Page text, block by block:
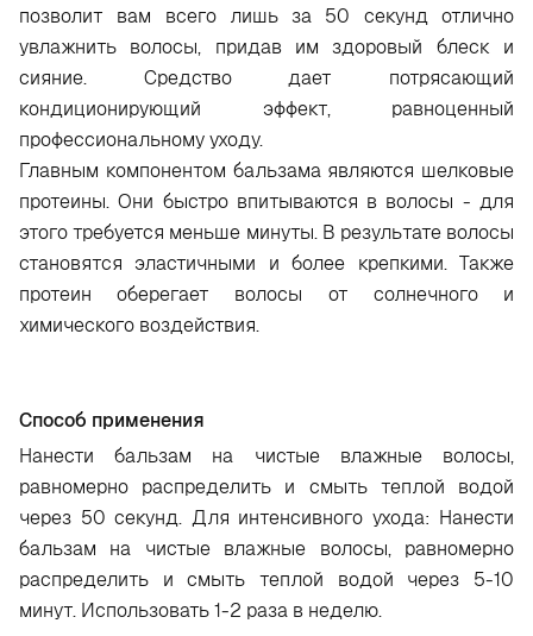
позволит вам всего лишь за 50 секунд отлично
увлажнить волосы, придав им здоровый блеск и
сияние. Средство дает потрясающий
кондиционирующий эффект, равноценный
профессиональному уходу.
Главным компонентом бальзама являются шелковые
протеины. Они быстро впитываются в волосы - для
этого требуется меньше минуты. В результате волосы
становятся эластичными и более крепкими. Также
протеин оберегает волосы от солнечного и
химического воздействия.
Способ применения
Нанести бальзам на чистые влажные волосы,
равномерно распределить и смыть теплой водой
через 50 секунд. Для интенсивного ухода: Нанести
бальзам на чистые влажные волосы, равномерно
распределить и смыть теплой водой через 5-10
минут. Использовать 1-2 раза в неделю.